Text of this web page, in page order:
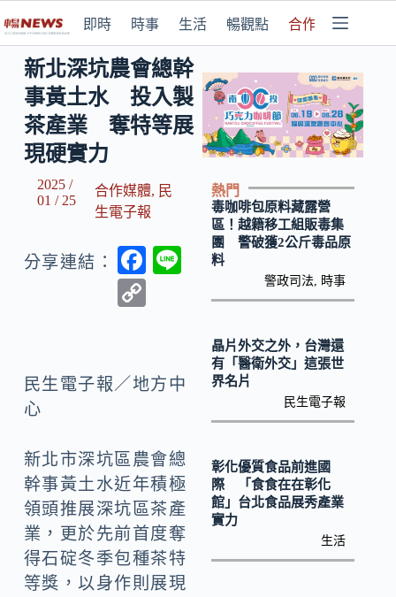
即時 時事 生活 暢觀點 合作媒體
新北深坑農會總幹
事黃土水 投入製
茶產業 奪特等展
現硬實力
2025 /
01 / 25
合作媒體, 民
生電子報
分享連結：
F
o
o
y
k
民生電子報／地方中
心
新北市深坑區農會總
幹事黃土水近年積極
領頭推展深坑區茶產
業，更於先前首度奪
得石碇冬季包種茶特
等獎，以身作則展現
熱門
毒咖啡包原料藏露營
區！越籍移工組販毒集
團 警破獲2公斤毒品原
料
警政司法 時事
晶片外交之外，台灣還
有「醫衛外交」這張世
界名片
民生電子報
彰化優質食品前進國
際 「食食在在彰化
館」台北食品展秀產業
實力
生活